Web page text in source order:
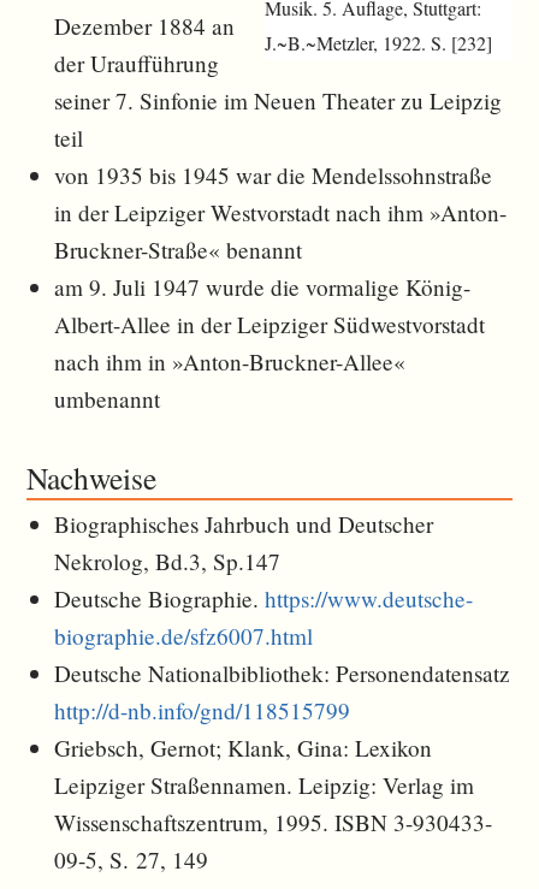
Musik. 5. Auflage, Stuttgart:
J.~B.~Metzler, 1922. S. [232]
Dezember 1884 an
der Uraufführung
seiner 7. Sinfonie im Neuen Theater zu Leipzig
teil
von 1935 bis 1945 war die Mendelssohnstraße
in der Leipziger Westvorstadt nach ihm »Anton-
Bruckner-Straße« benannt
am 9. Juli 1947 wurde die vormalige König-
Albert-Allee in der Leipziger Südwestvorstadt
nach ihm in »Anton-Bruckner-Allee«
umbenannt
Nachweise
Biographisches Jahrbuch und Deutscher
Nekrolog, Bd.3, Sp.147
Deutsche Biographie.https://www.deutsche-
biographie.de/sfz6007.html
Deutsche Nationalbibliothek: Personendatensatz
http://d-nb.info/gnd/118515799
Griebsch, Gernot; Klank, Gina: Lexikon
Leipziger Straßennamen. Leipzig: Verlag im
Wissenschaftszentrum, 1995. ISBN 3-930433-
09-5, S. 27, 149